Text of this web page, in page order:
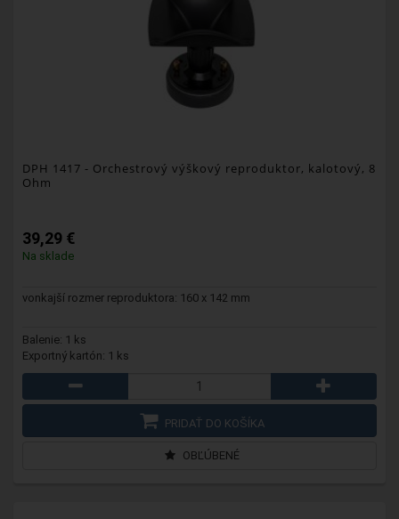
DPH 1417 - Orchestrový výškový reproduktor, kalotový, 8
Ohm
39,29 €
Na sklade
vonkajší rozmer reproduktora: 160 x 142 mm
Balenie: 1 ks
Exportný kartón: 1 ks
PRIDAŤ DO KOŠÍKA
OBĽÚBENÉ